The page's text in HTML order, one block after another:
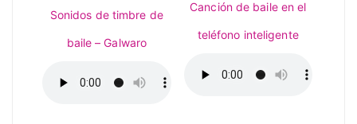
Sonidos de timbre de
baile – Galwaro
Canción de baile en el
teléfono inteligente